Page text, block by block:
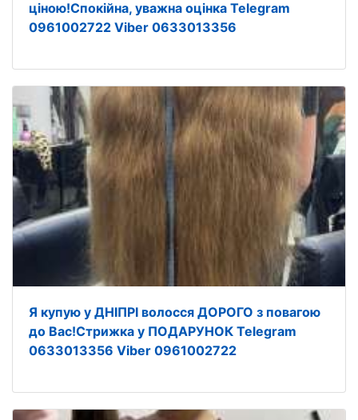
ціною!Спокійна, уважна оцінка Telegram
0961002722 Viber 0633013356
Я купую у ДНІПРІ волосся ДОРОГО з повагою
до Вас!Стрижка у ПОДАРУНОК Telegram
0633013356 Viber 0961002722